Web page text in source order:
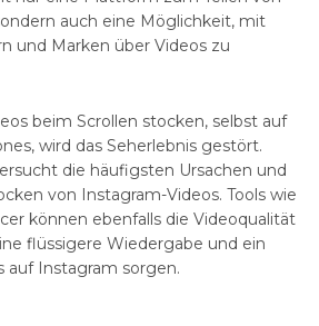
auch eine Möglichkeit, mit
und Marken über Videos zu
beim Scrollen stocken, selbst auf
wird das Seherlebnis gestört.
die häufigsten Ursachen und
von Instagram-Videos. Tools wie
können ebenfalls die Videoqualität
flüssigere Wiedergabe und ein
auf Instagram sorgen.